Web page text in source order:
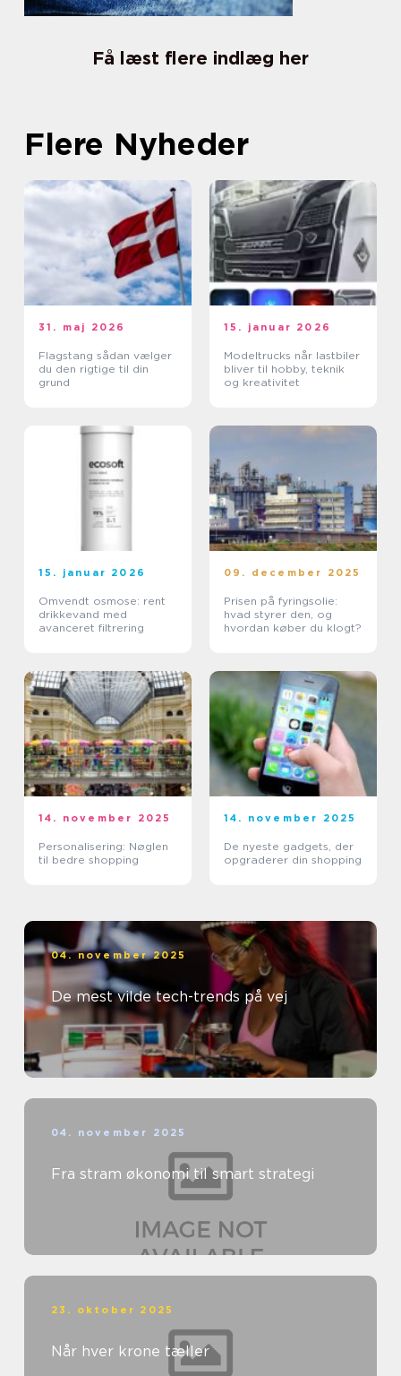
Få læst flere indlæg her
Flere Nyheder
31. maj 2026
Flagstang sådan vælger
du den rigtige til din
grund
15. januar 2026
Modeltrucks når lastbiler
bliver til hobby, teknik
og kreativitet
15. januar 2026
Omvendt osmose: rent
drikkevand med
avanceret filtrering
09. december 2025
Prisen på fyringsolie:
hvad styrer den, og
hvordan køber du klogt?
14. november 2025
Personalisering: Nøglen
til bedre shopping
14. november 2025
De nyeste gadgets, der
opgraderer din shopping
04. november 2025
De mest vilde tech-trends på vej
04. november 2025
Fra stram økonomi til smart strategi
23. oktober 2025
Når hver krone tæller